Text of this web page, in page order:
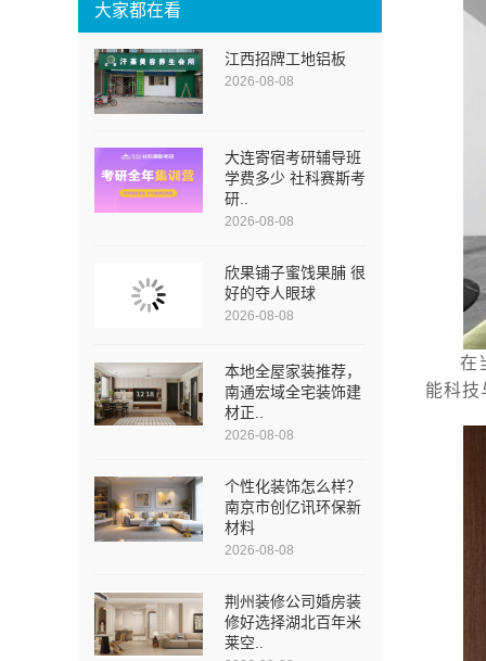
大家都在看
江西招牌工地铝板
2026-08-08
大连寄宿考研辅导班
学费多少 社科赛斯考
研..
2026-08-08
欣果铺子蜜饯果脯 很
好的夺人眼球
2026-08-08
本地全屋家装推荐，
南通宏域全宅装饰建
材正..
2026-08-08
个性化装饰怎么样？
南京市创亿讯环保新
材料
2026-08-08
荆州装修公司婚房装
修好选择湖北百年米
莱空..
在
能科技